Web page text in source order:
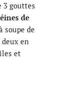
3 gouttes
de
soupe de
en
et